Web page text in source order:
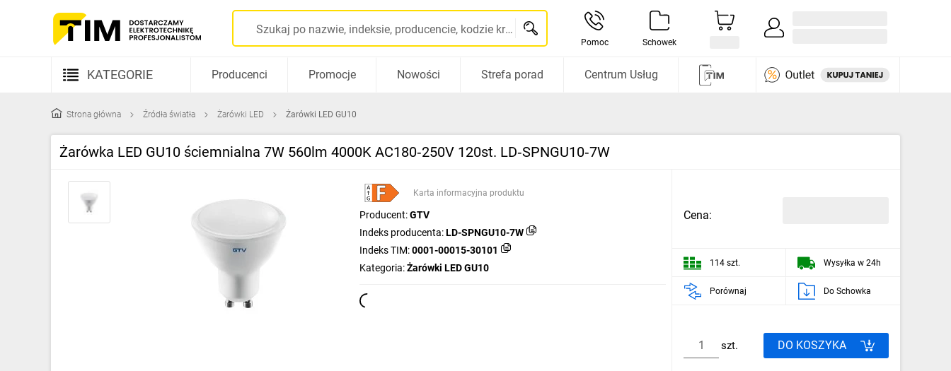
Szukaj po nazwie, indeksie, producencie, kodzie kreskowym...
Pomoc Schowek
KATEGORIE
Kable i przewody
Producenci Promocje Nowości Strefa porad Centrum Usług
Strona główna Źródła światła Żarówki LED Żarówki LED GU10
Żarówka LED GU10 ściemnialna 7W 560lm 4000K AC180‑250V 120st. LD‑SPNGU10‑7W
Karta informacyjna produktu
Producent:GTV
Indeks producenta:LD-SPNGU10-7W
Indeks TIM:0001-00015-30101
Kategoria:Żarówki LED GU10
Cena:
114 szt. Wysyłka w 24h
Porównaj Do Schowka
szt. DO KOSZYKA